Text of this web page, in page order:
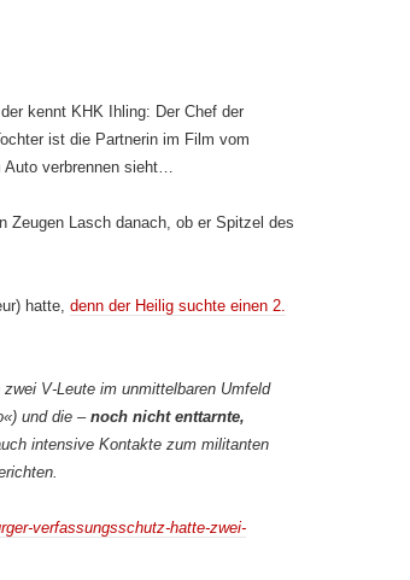
kennt KHK Ihling: Der Chef der
ist die Partnerin im Film vom
Auto verbrennen sieht…
Zeugen Lasch danach, ob er Spitzel des
hatte, denn der Heilig suchte einen 2.
V-Leute im unmittelbaren Umfeld
und die – noch nicht enttarnte,
intensive Kontakte zum militanten
verfassungsschutz-hatte-zwei-